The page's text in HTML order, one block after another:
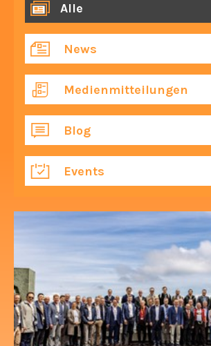
Alle
News
Medienmitteilungen
Blog
Events